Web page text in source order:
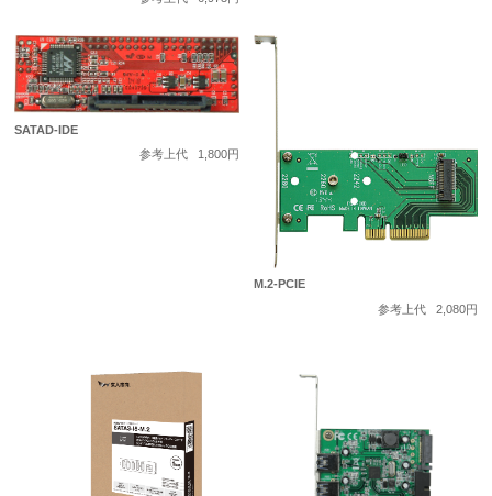
SATAD-IDE
参考上代
1,800円
M.2-PCIE
参考上代
2,080円